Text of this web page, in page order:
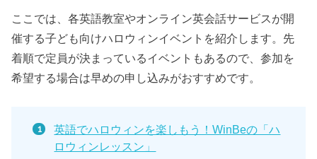
ここでは、各英語教室やオンライン英会話サービスが開
催する子ども向けハロウィンイベントを紹介します。先
着順で定員が決まっているイベントもあるので、参加を
希望する場合は早めの申し込みがおすすめです。
英語でハロウィンを楽しもう！WinBeの「ハ
ロウィンレッスン」